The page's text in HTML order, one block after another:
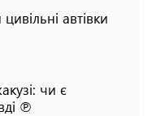
автівки
чи є
℗